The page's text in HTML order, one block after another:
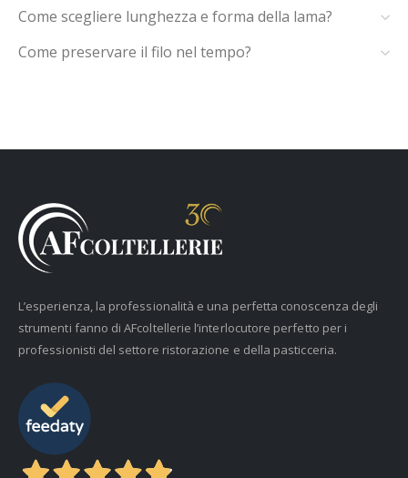
Come scegliere lunghezza e forma della lama?
Come preservare il filo nel tempo?
L’esperienza, la professionalità e una perfetta conoscenza degli
strumenti fanno di AFcoltellerie l’interlocutore perfetto per i
professionisti del settore ristorazione e della pasticceria.